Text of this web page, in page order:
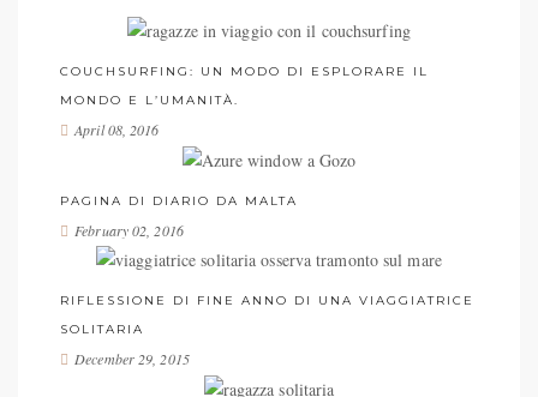
COUCHSURFING: UN MODO DI ESPLORARE IL
MONDO E L’UMANITÀ.
April 08, 2016
PAGINA DI DIARIO DA MALTA
February 02, 2016
RIFLESSIONE DI FINE ANNO DI UNA VIAGGIATRICE
SOLITARIA
December 29, 2015